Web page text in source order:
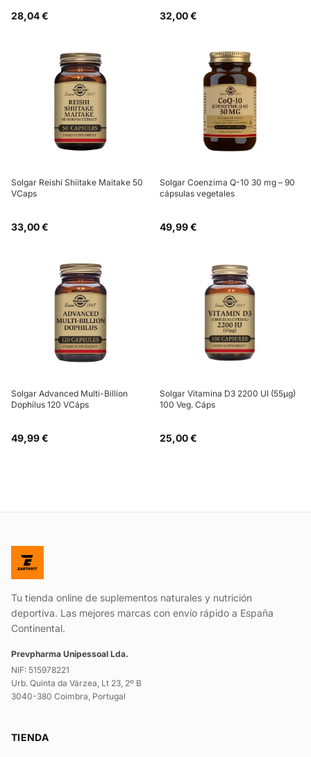
28,04 € 32,00 €
Solgar Reishi Shiitake Maitake 50
VCaps
33,00 €
Solgar Coenzima Q-10 30 mg – 90
cápsulas vegetales
49,99 €
Solgar Advanced Multi-Billion
Dophilus 120 VCáps
49,99 €
Solgar Vitamina D3 2200 UI (55µg)
100 Veg. Cáps
25,00 €
Tu tienda online de suplementos naturales y nutrición
deportiva. Las mejores marcas con envío rápido a España
Continental.
Prevpharma Unipessoal Lda.
NIF: 515978221
Urb. Quinta da Várzea, Lt 23, 2º B
3040-380 Coimbra, Portugal
TIENDA